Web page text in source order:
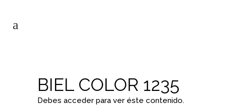
BIEL COLOR 1235
Debes acceder para ver éste contenido.